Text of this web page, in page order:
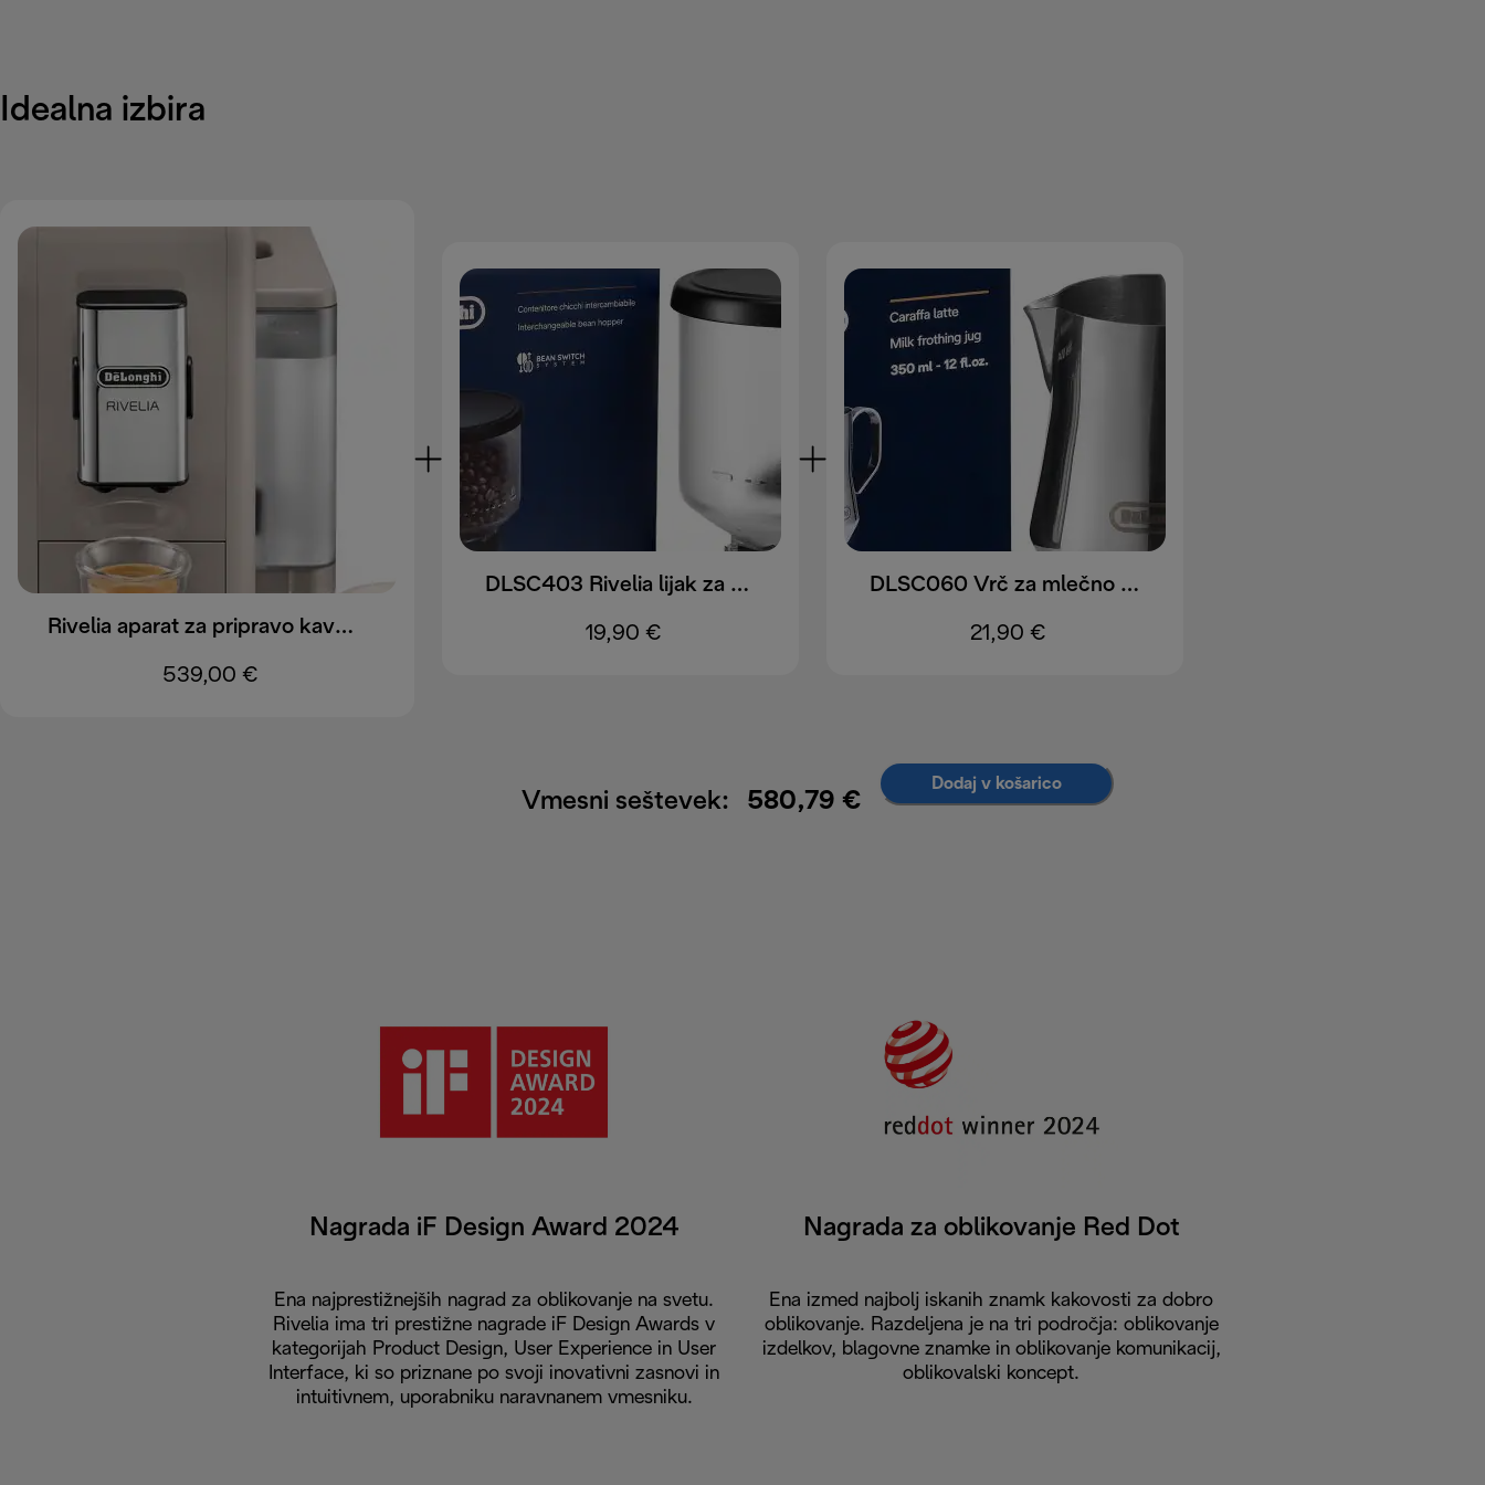
Idealna izbira
Rivelia aparat za pripravo kave EXAM440.35.BG
539,00 €
DLSC403 Rivelia lijak za zrna
19,90 €
DLSC060 Vrč za mlečno peno 350 ml
21,90 €
Vmesni seštevek: 580,79 €
Dodaj v košarico
Nagrada iF Design Award 2024
Ena najprestižnejših nagrad za oblikovanje na svetu.
Rivelia ima tri prestižne nagrade iF Design Awards v
kategorijah Product Design, User Experience in User
Interface, ki so priznane po svoji inovativni zasnovi in
intuitivnem, uporabniku naravnanem vmesniku.
Nagrada za oblikovanje Red Dot
Ena izmed najbolj iskanih znamk kakovosti za dobro
oblikovanje. Razdeljena je na tri področja: oblikovanje
izdelkov, blagovne znamke in oblikovanje komunikacij,
oblikovalski koncept.